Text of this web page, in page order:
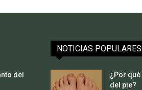
del
NOTICIAS POPULARES
¿Por
del pie?